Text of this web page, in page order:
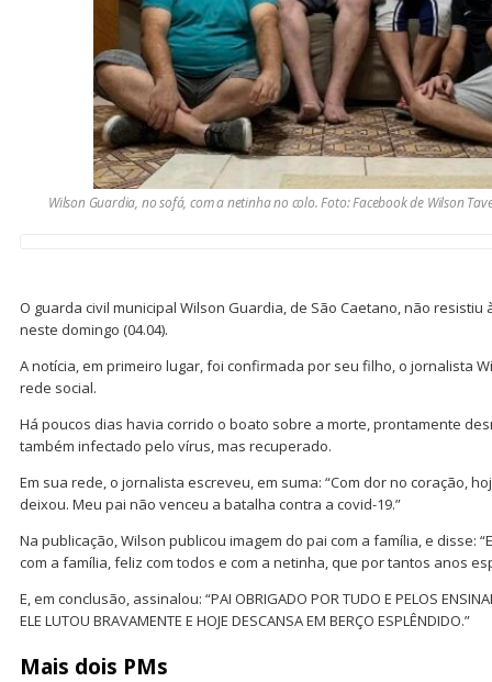
Wilson Guardia, no sofá, com a netinha no colo. Foto: Facebook de Wilson
O guarda civil municipal Wilson Guardia, de São Caetano, não resistiu
neste domingo (04.04).
A notícia, em primeiro lugar, foi confirmada por seu filho, o jornalista
rede social.
Há poucos dias havia corrido o boato sobre a morte, prontamente
também infectado pelo vírus, mas recuperado.
Em sua rede, o jornalista escreveu, em suma: “Com dor no coração,
deixou. Meu pai não venceu a batalha contra a covid-19.”
Na publicação, Wilson publicou imagem do pai com a família, e disse:
com a família, feliz com todos e com a netinha, que por tantos anos
E, em conclusão, assinalou: “PAI OBRIGADO POR TUDO E PELOS
ELE LUTOU BRAVAMENTE E HOJE DESCANSA EM BERÇO ESPLÊNDIDO.”
Mais dois PMs